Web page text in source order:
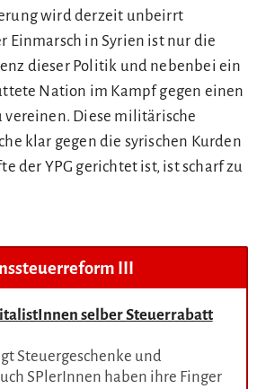
wird derzeit unbeirrt
Einmarsch in Syrien ist nur die
dieser Politik und nebenbei ein
Nation im Kampf gegen einen
vereinen. Diese militärische
klar gegen die syrischen Kurden
der YPG gerichtet ist, ist scharf zu
III
selber Steuerrabatt
Steuergeschenke und
SPlerInnen haben ihre Finger